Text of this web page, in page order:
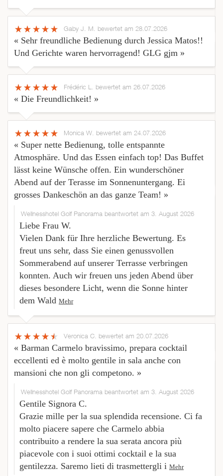
Gaby J. M. bewertet am 28.07.2026
« Sehr freundliche Bedienung durch Jessica Matos!!
Und Gerichte waren hervorragend! GLG gjm »
Frédéric L. bewertet am 26.07.2026
« Die Freundlichkeit! »
Monica W. bewertet am 24.07.2026
« Super nette Bedienung, tolle entspannte
Atmosphäre. Und das Essen einfach top! Das Buffet
lässt keine Wünsche offen. Ein wunderschöner
Abend auf der Terasse im Sonnenuntergang. Ei
grosses Dankeschön an das ganze Team! »
Wellnesshotel Golf Panorama beantwortet am 3. August 2026
Liebe Frau W.
Vielen Dank für Ihre herzliche Bewertung. Es
freut uns sehr, dass Sie einen genussvollen
Sommerabend auf unserer Terrasse verbringen
konnten. Auch wir freuen uns jeden Abend über
dieses besondere Licht, wenn die Sonne hinter
dem Wald Mehr
Veronica C. bewertet am 20.07.2026
« Barman Carmelo bravissimo, prepara cocktail
eccellenti ed è molto gentile in sala anche con
mansioni che non gli competono. »
Wellnesshotel Golf Panorama beantwortet am 3. August 2026
Gentile Signora C.
Grazie mille per la sua splendida recensione. Ci fa
molto piacere sapere che Carmelo abbia
contribuito a rendere la sua serata ancora più
piacevole con i suoi ottimi cocktail e la sua
gentilezza. Saremo lieti di trasmettergli i Mehr